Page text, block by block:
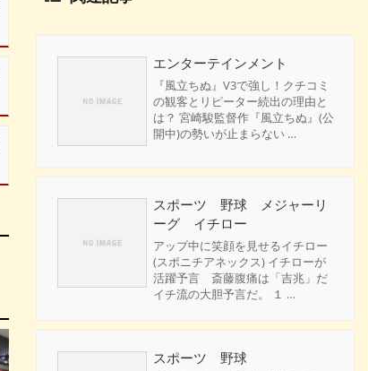
エンターテインメント
『風立ちぬ』V3で強し！クチコミ
の観客とリピーター続出の理由と
は？ 宮崎駿監督作『風立ちぬ』(公
開中)の勢いが止まらない …
スポーツ 野球 メジャーリ
ーグ イチロー
アップ中に笑顔を見せるイチロー
(スポニチアネックス) イチローが
活躍予言 斎藤腹痛は「吉兆」だ
イチ流の大胆予言だ。 １ …
スポーツ 野球